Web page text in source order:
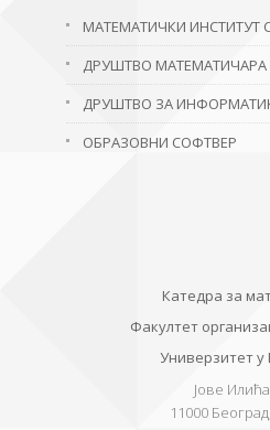
МАТЕМАТИЧКИ ИНСТИТУТ
ДРУШТВО МАТЕМАТИЧАРА
ДРУШТВО ЗА
ОБРАЗОВНИ СОФТВЕР
Катедра за
Факултет
Универзитет у
Јове
11000